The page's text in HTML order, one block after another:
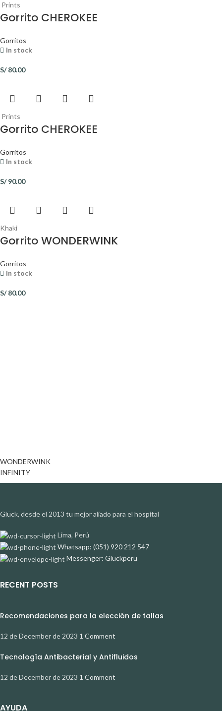
Prints
Gorrito CHEROKEE
Gorritos
In stock
S/80.00
Prints
Gorrito CHEROKEE
Gorritos
In stock
S/90.00
Khaki
Gorrito WONDERWINK
Gorritos
In stock
S/80.00
WONDERWINK
INFINITY
Glück, desde el 2013 tu mejor aliado para el hospital
Lima, Perú
Whatsapp: (051) 920 212 547
Messenger: Gluckperu
RECENT POSTS
Recomendaciones para la elección de tallas
12 de December de 2023 1 Comment
Tecnología Antibacterial y Antifluidos
12 de December de 2023 1 Comment
AYUDA